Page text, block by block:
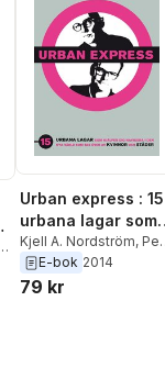
Urban express : 15
urbana lagar som
hjälper dig
navigera i den nya
värld som tas över
Kjell A. Nordström, Per
Schlingmann
E-bok 2014
79 kr